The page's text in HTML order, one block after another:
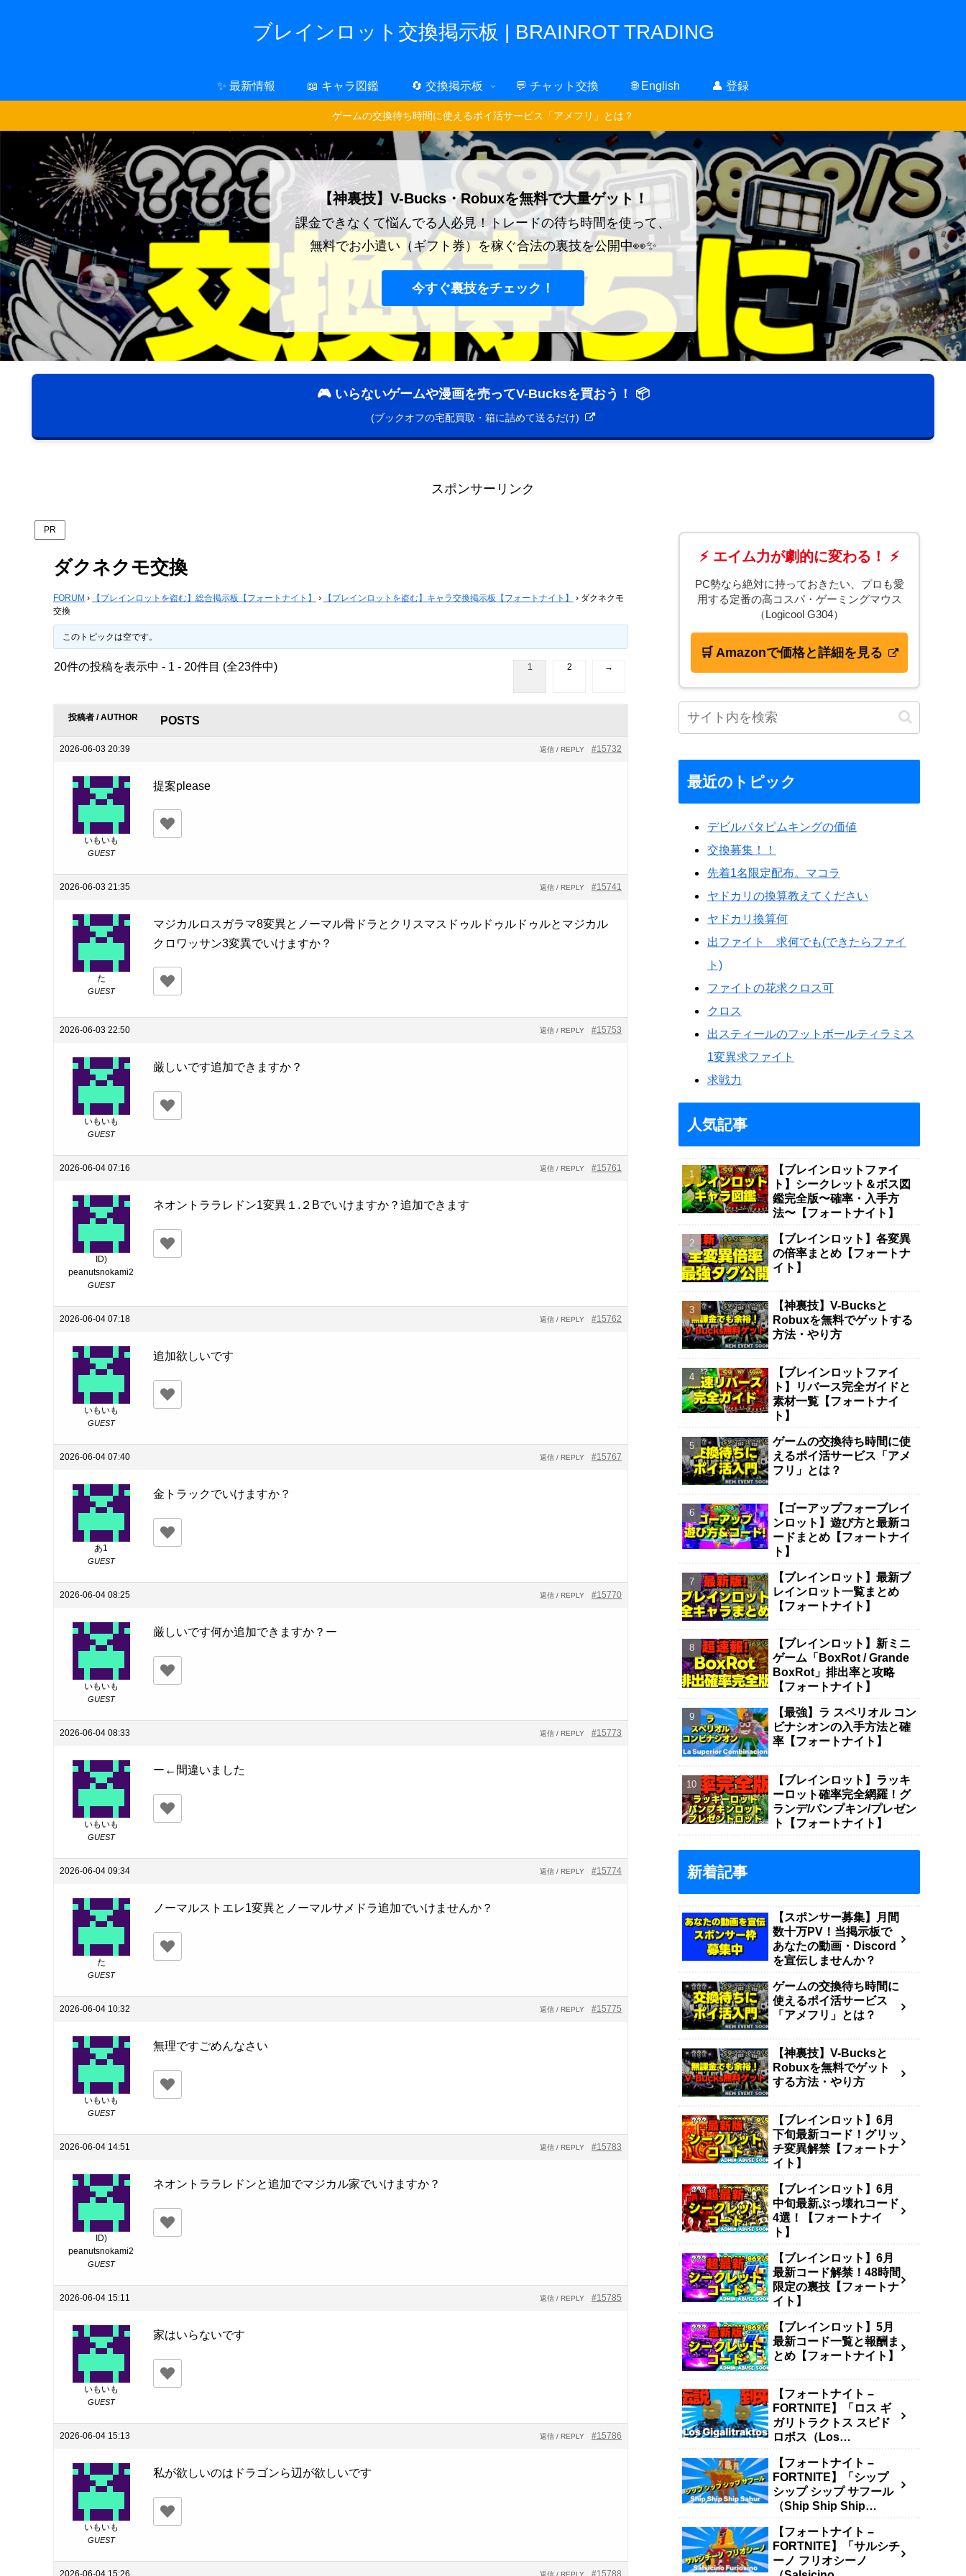
ブレインロット交換掲示板 | BRAINROT TRADING
✨ 最新情報 📖 キャラ図鑑 🔄 交換掲示板 💬 チャット交換 🌐 English 👤 登録
ゲームの交換待ち時間に使えるポイ活サービス「アメフリ」とは？
【神裏技】V-Bucks・Robuxを無料で大量ゲット！
課金できなくて悩んでる人必見！トレードの待ち時間を使って、
無料でお小遣い（ギフト券）を稼ぐ合法の裏技を公開中👀✨
今すぐ裏技をチェック！
🎮 いらないゲームや漫画を売ってV-Bucksを買おう！ 📦
(ブックオフの宅配買取・箱に詰めて送るだけ)
スポンサーリンク
PR
ダクネクモ交換
FORUM › 【ブレインロットを盗む】総合掲示板【フォートナイト】 › 【ブレインロットを盗む】キャラ交換掲示板【フォートナイト】 › ダクネクモ
交換
このトピックは空です。
20件の投稿を表示中 - 1 - 20件目 (全23件中) 1 2 →
投稿者 / AUTHOR POSTS
2026-06-03 20:39 #15732
返信 / REPLY
いもいも
GUEST
提案please
2026-06-03 21:35 #15741
返信 / REPLY
た
GUEST
マジカルロスガラマ8変異とノーマル骨ドラとクリスマスドゥルドゥルドゥルとマジカル
クロワッサン3変異でいけますか？
2026-06-03 22:50 #15753
返信 / REPLY
いもいも
GUEST
厳しいです追加できますか？
2026-06-04 07:16 #15761
返信 / REPLY
ID)
peanutsnokami2
GUEST
ネオントララレドン1変異１.２Bでいけますか？追加できます
2026-06-04 07:18 #15762
返信 / REPLY
いもいも
GUEST
追加欲しいです
2026-06-04 07:40 #15767
返信 / REPLY
あ1
GUEST
金トラックでいけますか？
2026-06-04 08:25 #15770
返信 / REPLY
いもいも
GUEST
厳しいです何か追加できますか？ー
2026-06-04 08:33 #15773
返信 / REPLY
いもいも
GUEST
ー←間違いました
2026-06-04 09:34 #15774
返信 / REPLY
た
GUEST
ノーマルストエレ1変異とノーマルサメドラ追加でいけませんか？
2026-06-04 10:32 #15775
返信 / REPLY
いもいも
GUEST
無理ですごめんなさい
2026-06-04 14:51 #15783
返信 / REPLY
ID)
peanutsnokami2
GUEST
ネオントララレドンと追加でマジカル家でいけますか？
2026-06-04 15:11 #15785
返信 / REPLY
いもいも
GUEST
家はいらないです
2026-06-04 15:13 #15786
返信 / REPLY
いもいも
GUEST
私が欲しいのはドラゴンら辺が欲しいです
⚡ エイム力が劇的に変わる！ ⚡
PC勢なら絶対に持っておきたい、プロも愛
用する定番の高コスパ・ゲーミングマウス
（Logicool G304）
🛒 Amazonで価格と詳細を見る
最近のトピック
デビルパタピムキングの価値
交換募集！！
先着1名限定配布。マコラ
ヤドカリの換算教えてください
ヤドカリ換算何
出ファイト 求何でも(できたらファイ
ト)
ファイトの花求クロス可
クロス
出スティールのフットボールティラミス
1変異求ファイト
求戦力
人気記事
【ブレインロットファイ
ト】シークレット＆ボス図
鑑完全版〜確率・入手方
法〜【フォートナイト】
【ブレインロット】各変異
の倍率まとめ【フォートナ
イト】
【神裏技】V-Bucksと
Robuxを無料でゲットする
方法・やり方
【ブレインロットファイ
ト】リバース完全ガイドと
素材一覧【フォートナイ
ト】
ゲームの交換待ち時間に使
えるポイ活サービス「アメ
フリ」とは？
【ゴーアップフォーブレイ
ンロット】遊び方と最新コ
ードまとめ【フォートナイ
ト】
【ブレインロット】最新ブ
レインロット一覧まとめ
【フォートナイト】
【ブレインロット】新ミニ
ゲーム「BoxRot / Grande
BoxRot」排出率と攻略
【フォートナイト】
【最強】ラ スペリオル コン
ビナシオンの入手方法と確
率【フォートナイト】
【ブレインロット】ラッキ
ーロット確率完全網羅！グ
ランデ/パンプキン/プレゼン
ト【フォートナイト】
新着記事
【スポンサー募集】月間
数十万PV！当掲示板で
あなたの動画・Discord
を宣伝しませんか？
ゲームの交換待ち時間に
使えるポイ活サービス
「アメフリ」とは？
【神裏技】V-Bucksと
Robuxを無料でゲット
する方法・やり方
【ブレインロット】6月
下旬最新コード！グリッ
チ変異解禁【フォートナ
イト】
【ブレインロット】6月
中旬最新ぶっ壊れコード
4選！【フォートナイ
ト】
【ブレインロット】6月
最新コード解禁！48時間
限定の裏技【フォートナ
イト】
【ブレインロット】5月
最新コード一覧と報酬ま
とめ【フォートナイト】
【フォートナイト –
FORTNITE】「ロス ギ
ガリトラクトス スピド
ロボス（Los
方法・確率・キャッシュ
生成量まとめ【ブレイン
ロットを盗む – STEAL
THE BRAINROT】
【フォートナイト –
FORTNITE】「シップ
シップ シップ サフール
（Ship Ship Ship
確率・キャッシュ生成量
まとめ【ブレインロット
を盗む – STEAL THE
【フォートナイト –
FORTNITE】「サルシチ
ーノ フリオシーノ